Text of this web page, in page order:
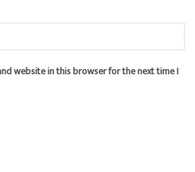
website in this browser for the next time I